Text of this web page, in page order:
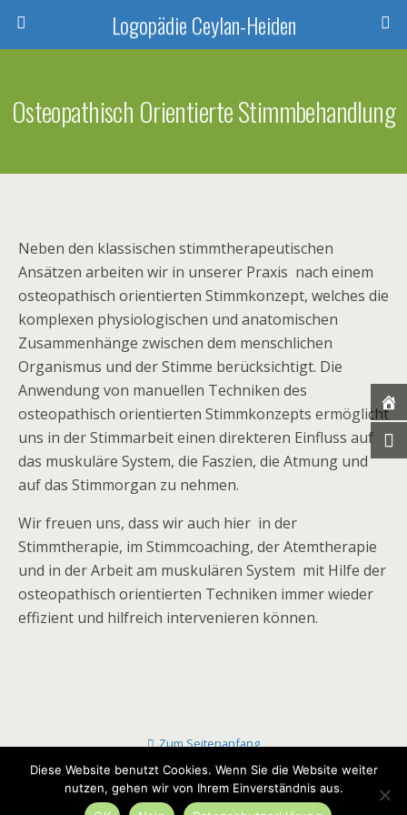
Logopädie Ceylan-Heiden
Osteopathisch Orientierte Stimmbehandlung
Neben den klassischen stimmtherapeutischen
Ansätzen arbeiten wir in unserer Praxis nach einem
osteopathisch orientierten Stimmkonzept, welches die
komplexen physiologischen und anatomischen
Zusammenhänge zwischen dem menschlichen
Organismus und der Stimme berücksichtigt. Die
Anwendung von manuellen Techniken des
osteopathisch orientierten Stimmkonzepts ermöglicht
uns in der Stimmarbeit einen direkteren Einfluss auf
das muskuläre System, die Faszien, die Atmung und
auf das Stimmorgan zu nehmen.
Wir freuen uns, dass wir auch hier in der
Stimmtherapie, im Stimmcoaching, der Atemtherapie
und in der Arbeit am muskulären System mit Hilfe der
osteopathisch orientierten Techniken immer wieder
effizient und hilfreich intervenieren können.
Zum Seitenanfang
Mobil Desktop
Diese Website benutzt Cookies. Wenn Sie die Website weiter
nutzen, gehen wir von Ihrem Einverständnis aus.